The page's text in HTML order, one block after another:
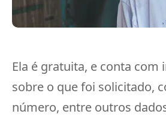
Ela é gratuita, e conta com
sobre o que foi solicitado,
número, entre outros